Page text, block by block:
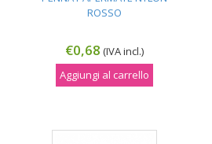
ROSSO
€0,68 (IVA incl.)
Aggiungi al carrello